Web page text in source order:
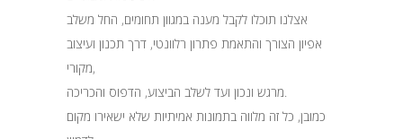
אצלנו תוכלו לקבל מענה במגוון תחומים, החל משלב
אפיון הצורך והתאמת פתרון רלוונטי, דרך תכנון ועיצוב
מקורי,
כמובן, כל זה מלווה בתמונות אמיתיות שלא ישאירו מקום